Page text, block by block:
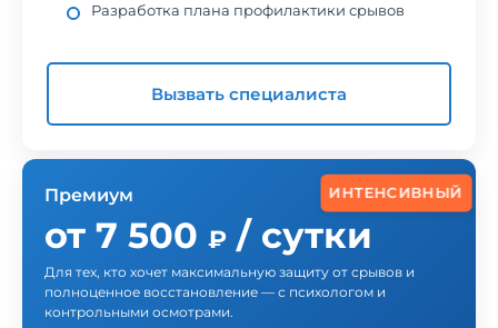
Разработка плана профилактики срывов
Вызвать специалиста
ИНТЕНСИВНЫЙ
Премиум
от 7 500 ₽ / сутки
Для тех, кто хочет максимальную защиту от срывов и
полноценное восстановление — с психологом и
контрольными осмотрами.